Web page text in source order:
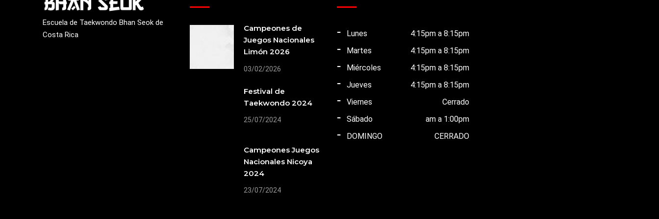
Escuela de Taekwondo Bhan Seok de
Costa Rica
Campeones de
Juegos Nacionales
Limón 2026
03/02/2026
Festival de
Taekwondo 2024
25/07/2024
Campeones Juegos
Nacionales Nicoya
2024
23/07/2024
Lunes
4:15pm a 8:15pm
Martes
4:15pm a 8:15pm
Miércoles
4:15pm a 8:15pm
Jueves
4:15pm a 8:15pm
Viernes
Cerrado
Sábado
am a 1:00pm
DOMINGO
CERRADO